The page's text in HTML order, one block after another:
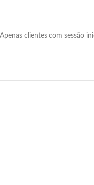
Apenas clientes com sessão